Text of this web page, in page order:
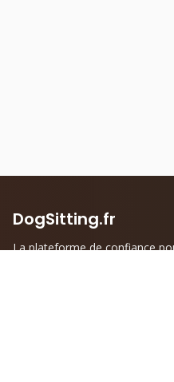
DogSitting.fr
La plateforme de confiance